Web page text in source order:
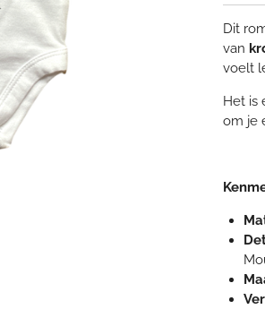
Dit
van
voelt
Het is
om je